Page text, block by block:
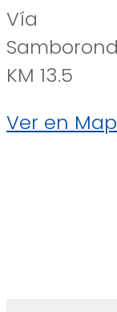
Vía
KM 13.5
Ver en